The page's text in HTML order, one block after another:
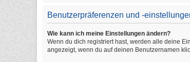
Benutzerpräferenzen und -
Wie kann ich meine Einstellungen ändern?
Wenn du dich registriert hast, werden alle deine
angezeigt, wenn du auf deinen Benutzernamen